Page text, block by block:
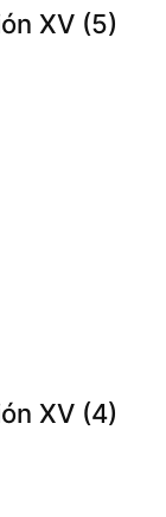
XV (5)
XV (4)